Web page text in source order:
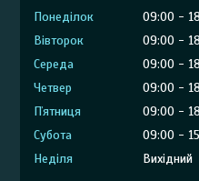
Понеділок 09:00
Вівторок
09:00
Середа
09:00
Четвер
09:00
Пʼятниця
09:00
Субота
09:00
Неділя
Вихідний